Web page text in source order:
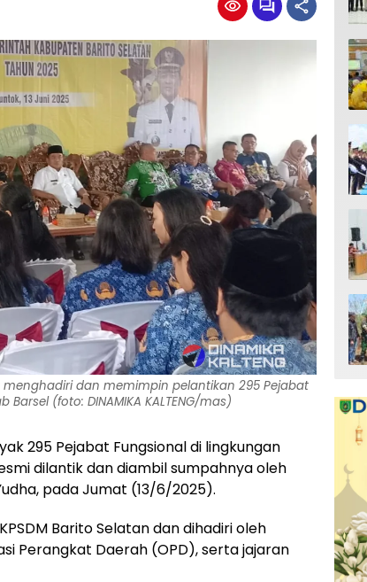
dan memimpin pelantikan 295 Pejabat
(foto: DINAMIKA KALTENG/mas)
295 Pejabat Fungsional di lingkungan
dilantik dan diambil sumpahnya oleh
pada Jumat (13/6/2025).
Barito Selatan dan dihadiri oleh
Perangkat Daerah (OPD), serta jajaran